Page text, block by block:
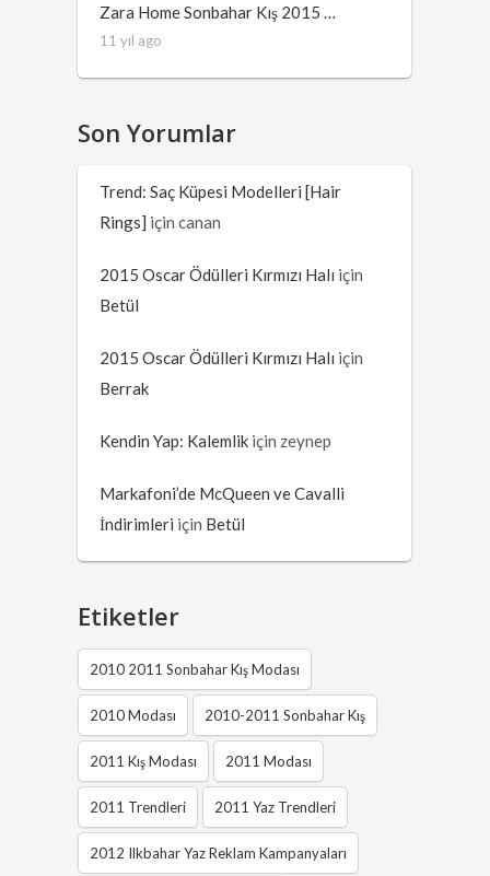
Zara Home Sonbahar Kış 2015 …
11 yıl ago
Son Yorumlar
Trend: Saç Küpesi Modelleri [Hair
Rings] içincanan
2015 Oscar Ödülleri Kırmızı Halı için
Betül
2015 Oscar Ödülleri Kırmızı Halı için
Berrak
Kendin Yap: Kalemlik için zeynep
Markafoni’de McQueen ve Cavalli
İndirimleri için Betül
Etiketler
2010 2011 Sonbahar Kış Modası
2010 Modası 2010-2011 Sonbahar Kış
2011 Kış Modası 2011 Modası
2011 Trendleri 2011 Yaz Trendleri
2012 Ilkbahar Yaz Reklam Kampanyaları